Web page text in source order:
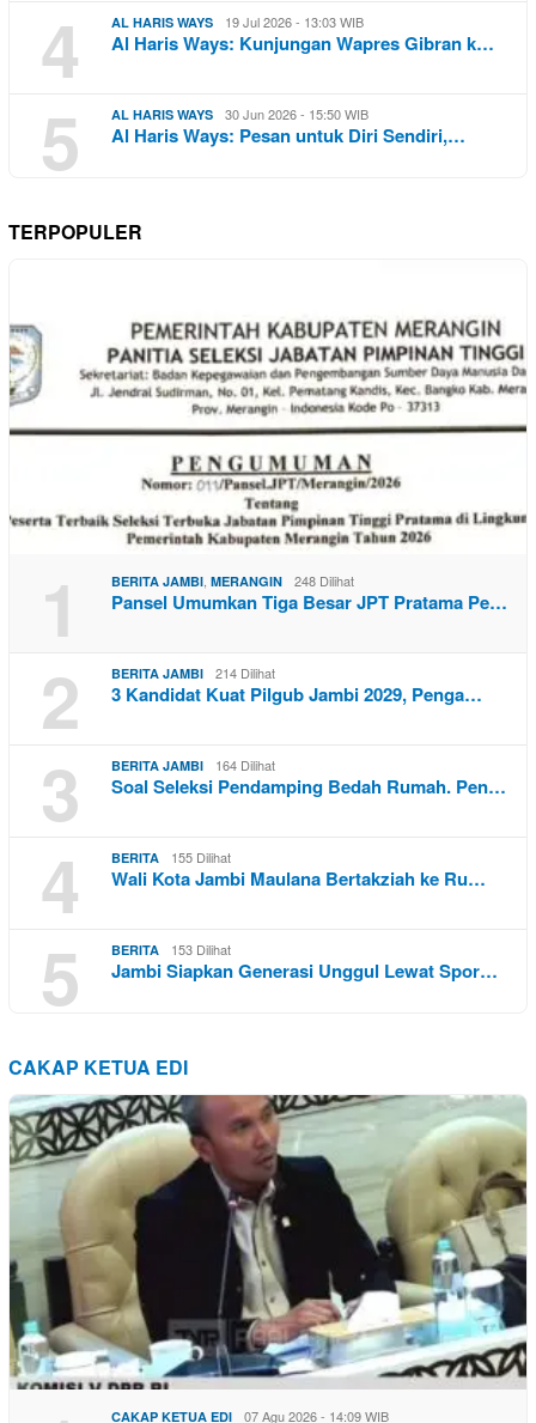
4
AL HARIS WAYS 19 Jul 2026 - 13:03 WIB
Al Haris Ways: Kunjungan Wapres Gibran k…
5 AL HARIS WAYS 30 Jun 2026 - 15:50 WIB
Al Haris Ways: Pesan untuk Diri Sendiri,…
TERPOPULER
1 BERITA JAMBI MERANGIN 248 Dilihat
Pansel Umumkan Tiga Besar JPT Pratama Pe…
2 BERITA JAMBI 214 Dilihat
3 Kandidat Kuat Pilgub Jambi 2029, Penga…
3 BERITA JAMBI 164 Dilihat
Soal Seleksi Pendamping Bedah Rumah. Pen…
4 BERITA 155 Dilihat
Wali Kota Jambi Maulana Bertakziah ke Ru…
5 BERITA 153 Dilihat
Jambi Siapkan Generasi Unggul Lewat Spor…
CAKAP KETUA EDI
CAKAP KETUA EDI 07 Agu 2026 - 14:09 WIB